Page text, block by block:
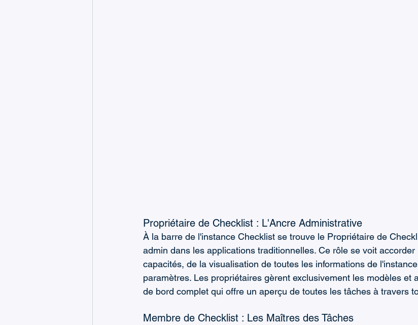
Propriétaire de Checklist : L'Ancre Administrative
À la barre de l'instance Checklist se trouve le Propriétaire de
admin dans les applications traditionnelles. Ce rôle se voit
capacités, de la visualisation de toutes les informations de
paramètres. Les propriétaires gèrent exclusivement les modèles et
de bord complet qui offre un aperçu de toutes les tâches à travers
Membre de Checklist : Les Maîtres des Tâches